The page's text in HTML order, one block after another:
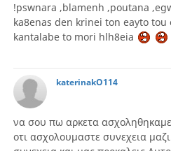
!pswnara ,blamenh ,poutana
ka8enas den krinei ton eayto
kantalabe to mori hlh8eia
katerinakO114
να σου πω αρκετα
οτι ασχολουμαστε συνεχεια